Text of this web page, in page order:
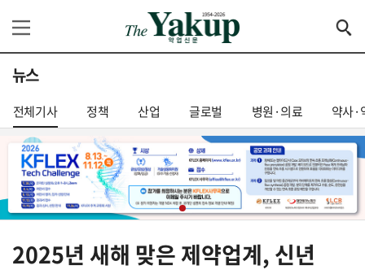
뉴스
전체기사 정책 산업 글로벌 병원·의료 약사·
2025년 새해 맞은 제약업계, 신년